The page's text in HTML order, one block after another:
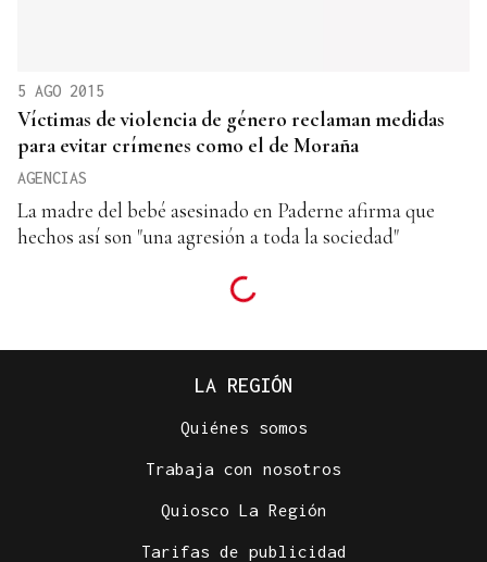
5 AGO 2015
Víctimas de violencia de género reclaman medidas
para evitar crímenes como el de Moraña
AGENCIAS
La madre del bebé asesinado en Paderne afirma que
hechos así son "una agresión a toda la sociedad"
LA REGIÓN
Quiénes somos
Trabaja con nosotros
Quiosco La Región
Tarifas de publicidad